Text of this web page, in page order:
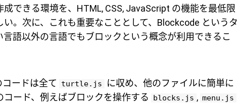
できる環境を、HTML, CSS, JavaScript の機能を最低限
。次に、これも重要なこととして、Blockcode というタ
語以外の言語でもブロックという概念が利用できるこ
ードは全て turtle.js
に収め、他のファイルに簡単に
ード、例えばブロックを操作する
blocks.js , menu.js